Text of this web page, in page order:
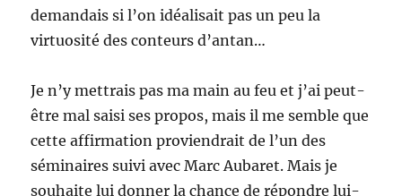
demandais si l’on idéalisait pas un peu la
virtuosité des conteurs d’antan…
Je n’y mettrais pas ma main au feu et j’ai peut-
être mal saisi ses propos, mais il me semble que
cette affirmation proviendrait de l’un des
séminaires suivi avec Marc Aubaret. Mais je
souhaite lui donner la chance de répondre lui-